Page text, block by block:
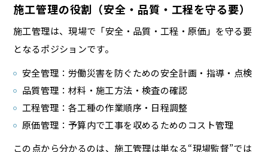
施工管理の役割（安全・品質・工程を守る要）
施工管理は、現場で「安全・品質・工程・原価」を守る要
となるポジションです。
安全管理：労働災害を防ぐための安全計画・指導・点検
品質管理：材料・施工方法・検査の確認
工程管理：各工種の作業順序・日程調整
原価管理：予算内で工事を収めるためのコスト管理
この点から分かるのは、施工管理は単なる“現場監督”では